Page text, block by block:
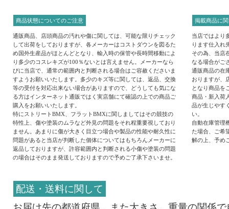
商品状態についてのご注意
通販商品、店頭商品の汚れや傷に関しては、可能な限りチェック
して出荷をしておりますが、各メーカーはコストダウンを図るた
め国外生産品がほとんどとなり、輸入時の保管や長時間移動によ
り多少のコスレキズが100％ないとは言えません。メーカーなら
びに当店で、通常の範囲内と判断される場合はご容赦くださいま
すようお願いいたします。多少のキズ等に関しては、返品、交換
等の受付を対応出来ない場合がありますので、どうしても気にな
る方はインターネット通販ではく実店舗にて確認の上での商品ご
購入をお願いいたします。
特にストリートBMX、フラットBMXに関しましてはその競技の
特性上、傷や塗装のムラなど外見の問題をそれ程重要視しており
ません。あまりに傷が大きく目立つ場合や製品の性能や耐久性に
問題があると当店が判断した個体についてはもちろんメーカーに
返品しておりますが、許容範囲内と判断される小傷や塗装の問題
の場合はそのまま発送しておりますので予めご了承下さいませ。
掲載商品に
当店ではより
ります仕入れ
その為、当店
なる場合がご
通販商品の在
おりますが、
となり商品を
商品・新入荷
品が生じやす
い。
自動在庫管理
た場合、ご希
解の上、予め
配送・送料に関して